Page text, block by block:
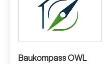
Baukompass OWL